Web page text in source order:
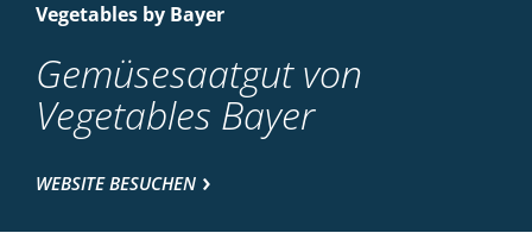
Vegetables by Bayer
Gemüsesaatgut von
Vegetables Bayer
WEBSITE BESUCHEN